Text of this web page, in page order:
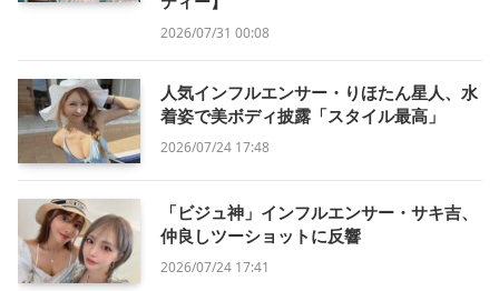
2026/07/31 00:08
人気インフルエンサー・りほたん星人、水
着姿で美ボディ披露「スタイル最高」
2026/07/24 17:48
「ビジュ神」インフルエンサー・サキ吉、
仲良しツーショットに反響
2026/07/24 17:41